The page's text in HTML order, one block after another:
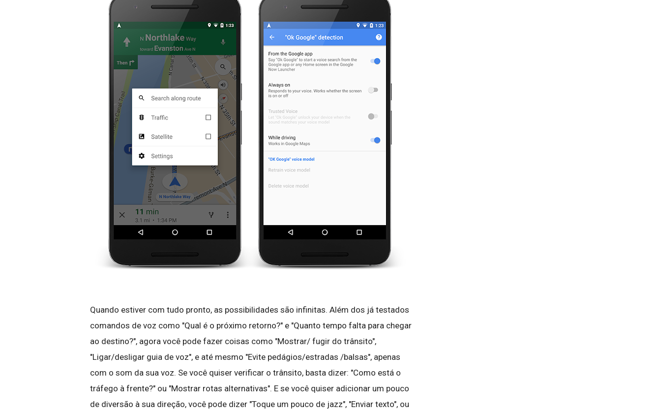
Quando estiver com tudo pronto, as possibilidades são infinitas. Além dos já testados
comandos de voz como "Qual é o próximo retorno?" e "Quanto tempo falta para chegar
ao destino?", agora você pode fazer coisas como "Mostrar/ fugir do trânsito",
"Ligar/desligar guia de voz", e até mesmo "Evite pedágios/estradas /balsas", apenas
com o som da sua voz. Se você quiser verificar o trânsito, basta dizer: "Como está o
tráfego à frente?" ou "Mostrar rotas alternativas". E se você quiser adicionar um pouco
de diversão à sua direção, você pode dizer "Toque um pouco de jazz", "Enviar texto", ou